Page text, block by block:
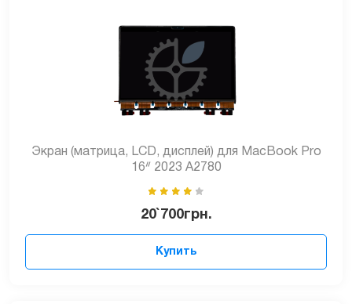
Экран (матрица, LCD, дисплей) для MacBook Pro
16ᐥ 2023 А2780
20`700грн.
Купить